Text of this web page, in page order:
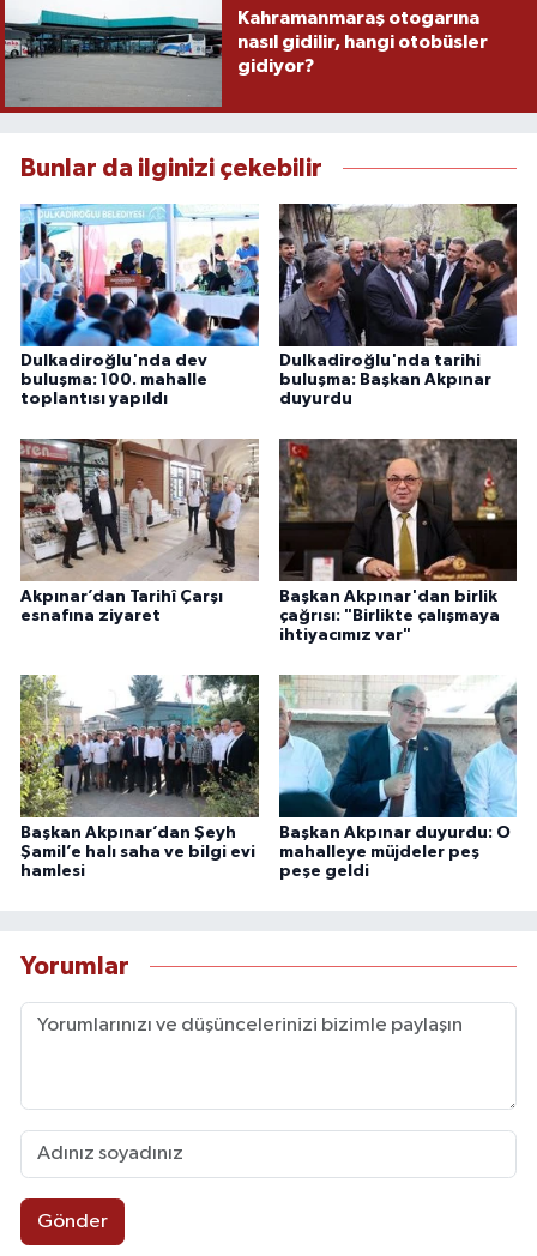
Kahramanmaraş otogarına
nasıl gidilir, hangi otobüsler
gidiyor?
Bunlar da ilginizi çekebilir
Dulkadiroğlu'nda dev
buluşma: 100. mahalle
toplantısı yapıldı
Dulkadiroğlu'nda tarihi
buluşma: Başkan Akpınar
duyurdu
Akpınar’dan Tarihî Çarşı
esnafına ziyaret
Başkan Akpınar'dan birlik
çağrısı: "Birlikte çalışmaya
ihtiyacımız var"
Başkan Akpınar’dan Şeyh
Şamil’e halı saha ve bilgi evi
hamlesi
Başkan Akpınar duyurdu: O
mahalleye müjdeler peş
peşe geldi
Yorumlar
Gönder